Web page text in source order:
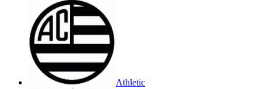
Athletic